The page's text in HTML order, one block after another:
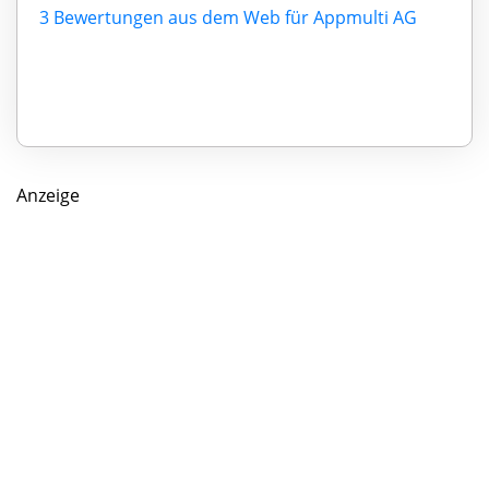
3 Bewertungen aus dem Web für Appmulti AG
Anzeige